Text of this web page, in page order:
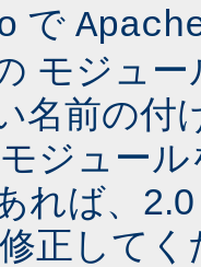
で
モジュ
名前の付
ジュー
れば、
正して